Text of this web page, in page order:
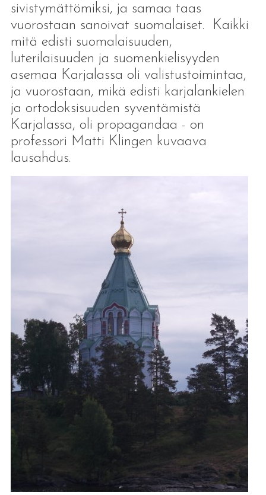
sivistymättömiksi, ja samaa taas
vuorostaan sanoivat suomalaiset. Kaikki
mitä edisti suomalaisuuden,
luterilaisuuden ja suomenkielisyyden
asemaa Karjalassa oli valistustoimintaa,
ja vuorostaan, mikä edisti karjalankielen
ja ortodoksisuuden syventämistä
Karjalassa, oli propagandaa - on
professori Matti Klingen kuvaava
lausahdus.